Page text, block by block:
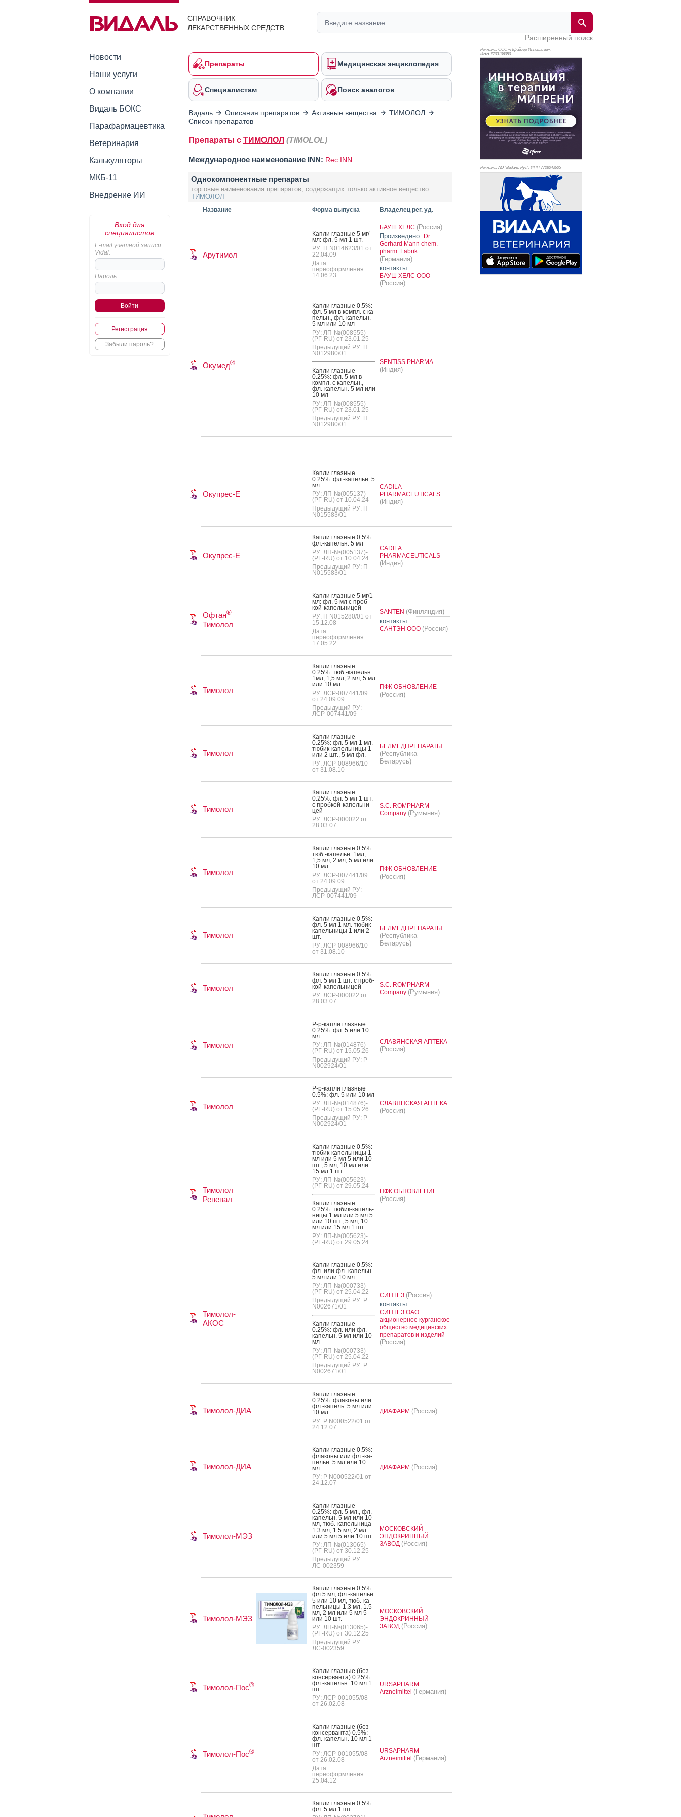
СПРАВОЧНИК
ЛЕКАРСТВЕННЫХ СРЕДСТВ
Расширенный поиск
Новости
Наши услуги
О компании
Видаль БОКС
Парафармацевтика
Ветеринария
Калькуляторы
МКБ-11
Внедрение ИИ
Вход для
специалистов
E-mail учетной записи
Vidal:
Пароль:
Регистрация
Забыли пароль?
Препараты Медицинская энциклопедия
Специалистам Поиск аналогов
Видаль Описания препаратов Активные вещества
ТИМОЛОЛ
Список препаратов
Препараты с ТИМОЛОЛ (TIMOLOL)
Международное наименование INN: Rec.INN
Однокомпонентные препараты
торговые наименования препаратов, содержащих только активное вещество
ТИМОЛОЛ
Название Форма выпуска Владелец рег. уд.
Арутимол
Кап­ли глаз­ные 5 мг/
мл: фл. 5 мл 1 шт.
РУ: П N014623/01 от
22.04.09
Дата
переоформления:
14.06.23
БАУШ ХЕЛС (Россия)
Произведено: Dr.
Gerhard Mann chem.-
pharm. Fabrik
(Германия)
контакты:
БАУШ ХЕЛС ООО
(Россия)
Окумед®
Кап­ли глаз­ные 0.5%:
фл. 5 мл в компл. с ка­
пельн., фл.-ка­пельн.
5 мл или 10 мл
РУ: ЛП-№(008555)-
(РГ-RU) от 23.01.25
Предыдущий РУ: П
N012980/01
Кап­ли глаз­ные
0.25%: фл. 5 мл в
компл. с ка­пельн.,
фл.-ка­пельн. 5 мл или
10 мл
РУ: ЛП-№(008555)-
(РГ-RU) от 23.01.25
Предыдущий РУ: П
N012980/01
SENTISS PHARMA
(Индия)
Окупрес-Е
Кап­ли глаз­ные
0.25%: фл.-ка­пельн. 5
мл
РУ: ЛП-№(005137)-
(РГ-RU) от 10.04.24
Предыдущий РУ: П
N015583/01
CADILA
PHARMACEUTICALS
(Индия)
Окупрес-Е
Кап­ли глаз­ные 0.5%:
фл.-ка­пельн. 5 мл
РУ: ЛП-№(005137)-
(РГ-RU) от 10.04.24
Предыдущий РУ: П
N015583/01
CADILA
PHARMACEUTICALS
(Индия)
Офтан®
Тимолол
Кап­ли глаз­ные 5 мг/1
мл: фл. 5 мл с проб­
кой-ка­пель­ни­цей
РУ: П N015280/01 от
15.12.08
Дата
переоформления:
17.05.22
SANTEN (Финляндия)
контакты:
САНТЭН ООО (Россия)
Тимолол
Кап­ли глаз­ные
0.25%: тюб.-ка­пельн.
1мл, 1,5 мл, 2 мл, 5 мл
или 10 мл
РУ: ЛСР-007441/09
от 24.09.09
Предыдущий РУ:
ЛСР-007441/09
ПФК ОБНОВЛЕНИЕ
(Россия)
Тимолол
Кап­ли глаз­ные
0.25%: фл. 5 мл 1 мл.
тю­бик-ка­пель­ни­цы 1
или 2 шт., 5 мл фл.
РУ: ЛСР-008966/10
от 31.08.10
БЕЛМЕДПРЕПАРАТЫ
(Республика
Беларусь)
Тимолол
Кап­ли глаз­ные
0.25%: фл. 5 мл 1 шт.
с проб­кой-ка­пель­ни­
цей
РУ: ЛСР-000022 от
28.03.07
S.C. ROMPHARM
Company (Румыния)
Тимолол
Кап­ли глаз­ные 0.5%:
тюб.-ка­пельн. 1мл,
1,5 мл, 2 мл, 5 мл или
10 мл
РУ: ЛСР-007441/09
от 24.09.09
Предыдущий РУ:
ЛСР-007441/09
ПФК ОБНОВЛЕНИЕ
(Россия)
Тимолол
Кап­ли глаз­ные 0.5%:
фл. 5 мл 1 мл. тю­бик-
ка­пель­ни­цы 1 или 2
шт.
РУ: ЛСР-008966/10
от 31.08.10
БЕЛМЕДПРЕПАРАТЫ
(Республика
Беларусь)
Тимолол
Кап­ли глаз­ные 0.5%:
фл. 5 мл 1 шт. с проб­
кой-ка­пель­ни­цей
РУ: ЛСР-000022 от
28.03.07
S.C. ROMPHARM
Company (Румыния)
Тимолол
Р-р-кап­ли глаз­ные
0.25%: фл. 5 или 10
мл
РУ: ЛП-№(014876)-
(РГ-RU) от 15.05.26
Предыдущий РУ: Р
N002924/01
СЛАВЯНСКАЯ АПТЕКА
(Россия)
Тимолол
Р-р-кап­ли глаз­ные
0.5%: фл. 5 или 10 мл
РУ: ЛП-№(014876)-
(РГ-RU) от 15.05.26
Предыдущий РУ: Р
N002924/01
СЛАВЯНСКАЯ АПТЕКА
(Россия)
Тимолол
Реневал
Кап­ли глаз­ные 0.5%:
тю­бик-ка­пель­ни­цы 1
мл или 5 мл 5 или 10
шт.; 5 мл, 10 мл или
15 мл 1 шт.
РУ: ЛП-№(005623)-
(РГ-RU) от 29.05.24
Кап­ли глаз­ные
0.25%: тю­бик-ка­пель­
ни­цы 1 мл или 5 мл 5
или 10 шт.; 5 мл, 10
мл или 15 мл 1 шт.
РУ: ЛП-№(005623)-
(РГ-RU) от 29.05.24
ПФК ОБНОВЛЕНИЕ
(Россия)
Тимолол-
АКОС
Кап­ли глаз­ные 0.5%:
фл. или фл.-ка­пельн.
5 мл или 10 мл
РУ: ЛП-№(000733)-
(РГ-RU) от 25.04.22
Предыдущий РУ: Р
N002671/01
Кап­ли глаз­ные
0.25%: фл. или фл.-
ка­пельн. 5 мл или 10
мл
РУ: ЛП-№(000733)-
(РГ-RU) от 25.04.22
Предыдущий РУ: Р
N002671/01
СИНТЕЗ (Россия)
контакты:
СИНТЕЗ ОАО
акционерное курганское
общество медицинских
препаратов и изделий
(Россия)
Тимолол-ДИА
Кап­ли глаз­ные
0.25%: фла­коны или
фл.-ка­пель. 5 мл или
10 мл.
РУ: Р N000522/01 от
24.12.07
ДИАФАРМ (Россия)
Тимолол-ДИА
Кап­ли глаз­ные 0.5%:
фла­коны или фл.-ка­
пельн. 5 мл или 10
мл.
РУ: Р N000522/01 от
24.12.07
ДИАФАРМ (Россия)
Тимолол-МЭЗ
Кап­ли глаз­ные
0.25%: фл. 5 мл., фл.-
ка­пельн. 5 мл или 10
мл, тюб.-ка­пель­ни­ца
1.3 мл, 1.5 мл, 2 мл
или 5 мл 5 или 10 шт.
РУ: ЛП-№(013065)-
(РГ-RU) от 30.12.25
Предыдущий РУ:
ЛС-002359
МОСКОВСКИЙ
ЭНДОКРИННЫЙ
ЗАВОД (Россия)
Тимолол-МЭЗ
Кап­ли глаз­ные 0.5%:
фл 5 мл, фл.-ка­пельн.
5 или 10 мл, тюб.-ка­
пель­ни­цы 1.3 мл, 1.5
мл, 2 мл или 5 мл 5
или 10 шт.
РУ: ЛП-№(013065)-
(РГ-RU) от 30.12.25
Предыдущий РУ:
ЛС-002359
МОСКОВСКИЙ
ЭНДОКРИННЫЙ
ЗАВОД (Россия)
Тимолол-Пос®
Кап­ли глаз­ные (без
кон­серван­та) 0.25%:
фл.-ка­пельн. 10 мл 1
шт.
РУ: ЛСР-001055/08
от 26.02.08
URSAPHARM
Arzneimittel (Германия)
Тимолол-Пос®
Кап­ли глаз­ные (без
кон­серван­та) 0.5%:
фл.-ка­пельн. 10 мл 1
шт.
РУ: ЛСР-001055/08
от 26.02.08
Дата
переоформления:
25.04.12
URSAPHARM
Arzneimittel (Германия)
Кап­ли глаз­ные 0.5%:
фл. 5 мл 1 шт.
Реклама. ООО «Пфайзер Инновации»,
ИНН 7703106050
Реклама. АО "Видаль Рус", ИНН 7728043605